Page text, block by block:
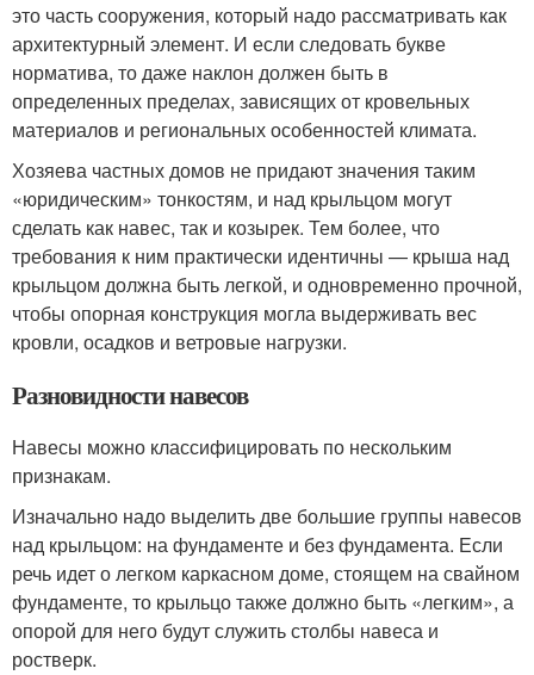
это часть сооружения, который надо рассматривать как
архитектурный элемент. И если следовать букве
норматива, то даже наклон должен быть в
определенных пределах, зависящих от кровельных
материалов и региональных особенностей климата.
Хозяева частных домов не придают значения таким
«юридическим» тонкостям, и над крыльцом могут
сделать как навес, так и козырек. Тем более, что
требования к ним практически идентичны — крыша над
крыльцом должна быть легкой, и одновременно прочной,
чтобы опорная конструкция могла выдерживать вес
кровли, осадков и ветровые нагрузки.
Разновидности навесов
Навесы можно классифицировать по нескольким
признакам.
Изначально надо выделить две большие группы навесов
над крыльцом: на фундаменте и без фундамента. Если
речь идет о легком каркасном доме, стоящем на свайном
фундаменте, то крыльцо также должно быть «легким», а
опорой для него будут служить столбы навеса и
ростверк.